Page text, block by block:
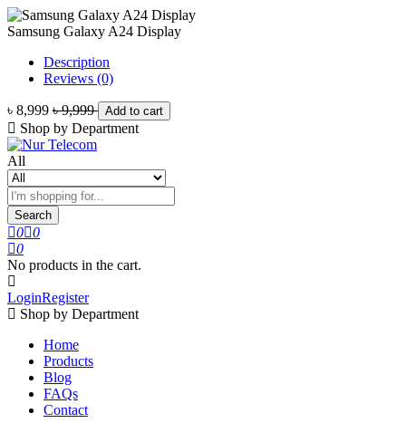
Samsung Galaxy A24 Display
Description
Reviews (0)
৳ 8,999 ৳ 9,999 Add to cart
Shop by Department
All
Search
0 0
0
No products in the cart.
LoginRegister
Shop by Department
Home
Products
Blog
FAQs
Contact